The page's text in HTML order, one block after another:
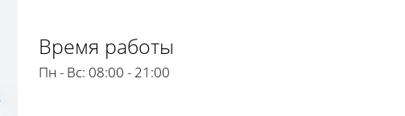
Время работы
Пн - Вс: 08:00 - 21:00